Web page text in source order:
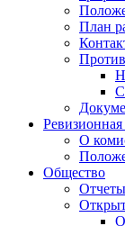
План
О
Общество